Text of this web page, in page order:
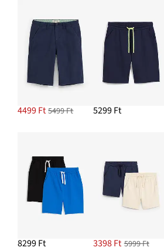
4499 Ft 5499 Ft 5299 Ft
8299 Ft 3398 Ft 5999 Ft